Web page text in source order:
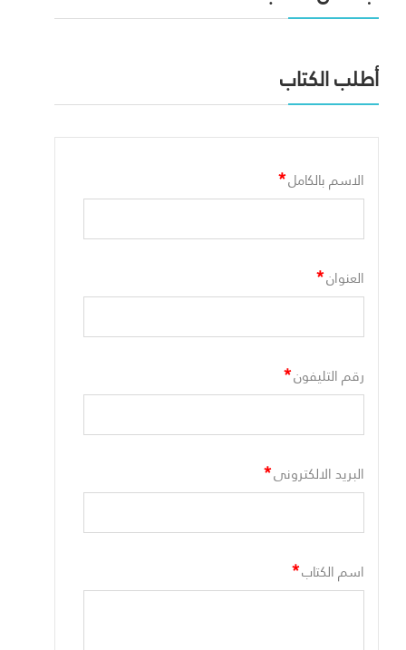
أطلب الكتاب
الاسم بالكامل*
العنوان*
رقم التليفون*
البريد الالكترونى*
اسم الكتاب*